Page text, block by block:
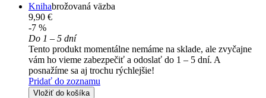
Knihabrožovaná väzba
9,90 €
-7 %
Do 1 – 5 dní
Tento produkt momentálne nemáme na sklade, ale zvyčajne
vám ho vieme zabezpečiť a odoslať do 1 – 5 dní. A
posnažíme sa aj trochu rýchlejšie!
Pridať do zoznamu
Vložiť do košíka